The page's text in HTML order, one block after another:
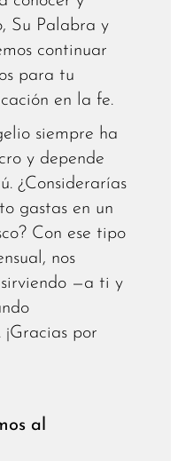
Su Palabra y
continuar
para tu
en la fe.
siempre ha
y depende
¿Considerarías
gastas en un
Con ese tipo
nos
—a ti y
por
al